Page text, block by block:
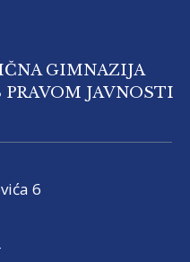
GIMNAZIJA
JAVNOSTI
6